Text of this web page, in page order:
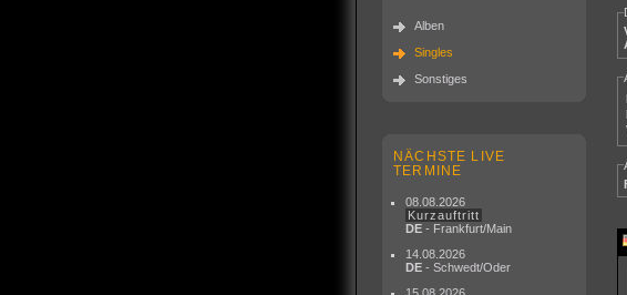
Alben
Singles
Sonstiges
NÄCHSTE LIVE
TERMINE
08.08.2026
Kurzauftritt
DE - Frankfurt/Main
14.08.2026
DE - Schwedt/Oder